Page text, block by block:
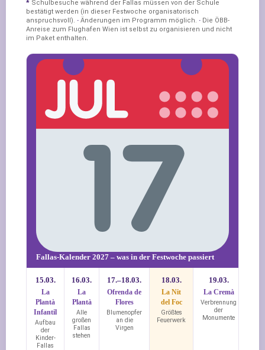
* Schulbesuche während der Fallas müssen von der Schule
bestätigt werden (in dieser Festwoche organisatorisch
anspruchsvoll). · Änderungen im Programm möglich. · Die ÖBB-
Anreise zum Flughafen Wien ist selbst zu organisieren und nicht
im Paket enthalten.
Fallas-Kalender 2027 – was in der Festwoche passiert
15.03.
La
Plantà
Infantil
Aufbau
der
Kinder-
Fallas
16.03.
La
Plantà
Alle
großen
Fallas
stehen
17.–18.03.
Ofrenda de
Flores
Blumenopfer
an die
Virgen
18.03.
La Nit
del Foc
Größtes
Feuerwerk
19.03.
La Cremà
Verbrennung
der
Monumente